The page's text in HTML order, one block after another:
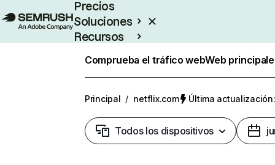
Precios
Soluciones
Recursos
Comprueba el tráfico webWeb
Principal / netflix.com Última
Todos los dispositivos